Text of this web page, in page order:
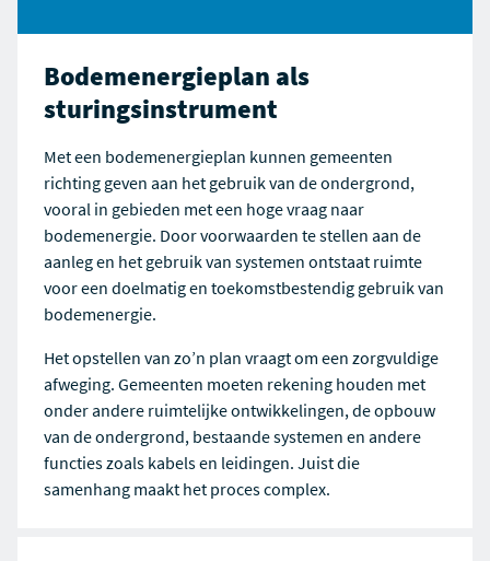
Bodemenergieplan als
sturingsinstrument
Met een bodemenergieplan kunnen gemeenten
richting geven aan het gebruik van de ondergrond,
vooral in gebieden met een hoge vraag naar
bodemenergie. Door voorwaarden te stellen aan de
aanleg en het gebruik van systemen ontstaat ruimte
voor een doelmatig en toekomstbestendig gebruik van
bodemenergie.
Het opstellen van zo’n plan vraagt om een zorgvuldige
afweging. Gemeenten moeten rekening houden met
onder andere ruimtelijke ontwikkelingen, de opbouw
van de ondergrond, bestaande systemen en andere
functies zoals kabels en leidingen. Juist die
samenhang maakt het proces complex.